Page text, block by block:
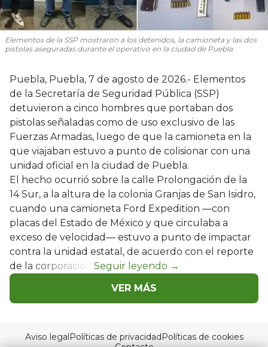
Elementos de la SSP mostraron a los detenidos, la camioneta y las dos
pistolas aseguradas durante el operativo en la ciudad de Puebla.
Puebla, Puebla, 7 de agosto de 2026.- Elementos
de la Secretaría de Seguridad Pública (SSP)
detuvieron a cinco hombres que portaban dos
pistolas señaladas como de uso exclusivo de las
Fuerzas Armadas, luego de que la camioneta en la
que viajaban estuvo a punto de colisionar con una
unidad oficial en la ciudad de Puebla.
El hecho ocurrió sobre la calle Prolongación de la
14 Sur, a la altura de la colonia Granjas de San Isidro,
cuando una camioneta Ford Expedition —con
placas del Estado de México y que circulaba a
exceso de velocidad— estuvo a punto de impactar
contra la unidad estatal, de acuerdo con el reporte
de la corporación.
VER MÁS
Aviso legalPolíticas de privacidadPolíticas de cookies